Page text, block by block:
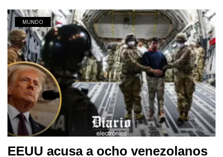
MUNDO
EEUU acusa a ocho venezolanos